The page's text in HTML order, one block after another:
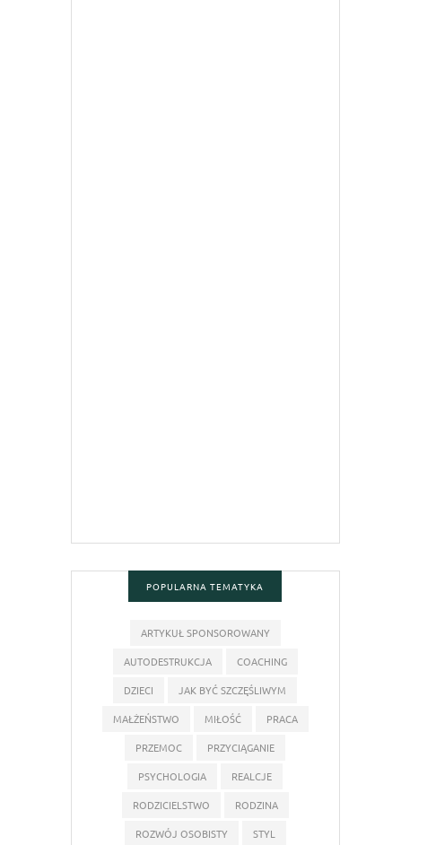
POPULARNA TEMATYKA
ARTYKUŁ SPONSOROWANY
AUTODESTRUKCJA
COACHING
DZIECI
JAK BYĆ SZCZĘŚLIWYM
MAŁŻEŃSTWO
MIŁOŚĆ
PRACA
PRZEMOC
PRZYCIĄGANIE
PSYCHOLOGIA
REALCJE
RODZICIELSTWO
RODZINA
ROZWÓJ OSOBISTY
STYL